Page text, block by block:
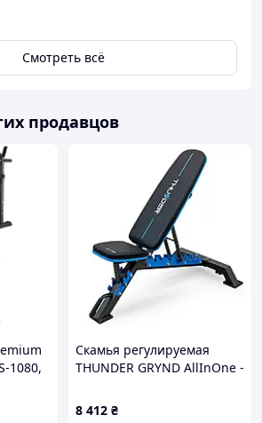
Смотреть всё
продавцов
1080,
Скамья регулируемая
THUNDER GRYND AllInOne -
8 412 ₴